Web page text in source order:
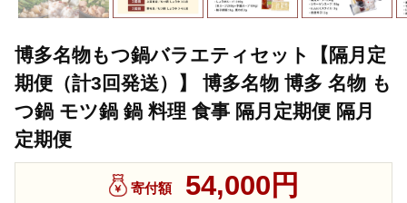
博多名物もつ鍋バラエティセット【隔月定
期便（計3回発送）】 博多名物 博多 名物 も
つ鍋 モツ鍋 鍋 料理 食事 隔月定期便 隔月
定期便
寄付額 54,000円